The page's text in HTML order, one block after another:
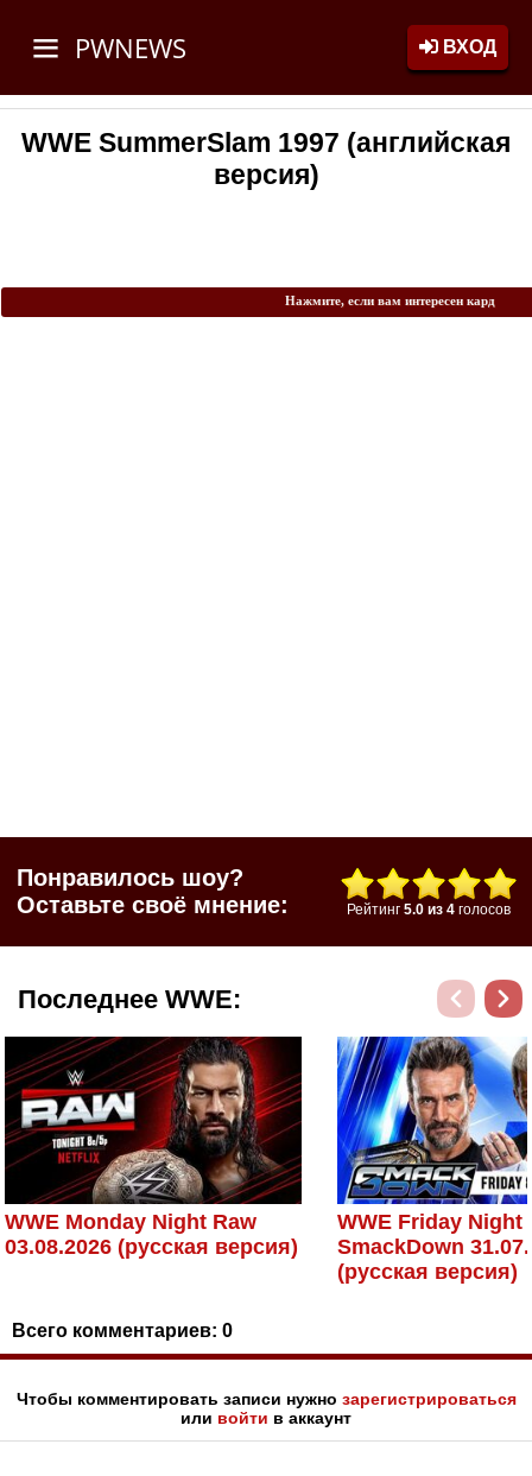
PWNEWS ВХОД
WWE SummerSlam 1997 (английская
версия)
Нажмите, если вам интересен кард
Понравилось шоу?
Оставьте своё мнение:
Рейтинг 5.0 из 4 голосов
Последнее WWE:
WWE Monday Night Raw
03.08.2026 (русская версия)
WWE Friday Night
SmackDown
(русская версия)
Всего комментариев: 0
Чтобы комментировать записи нужно зарегистрироваться
или войти в аккаунт